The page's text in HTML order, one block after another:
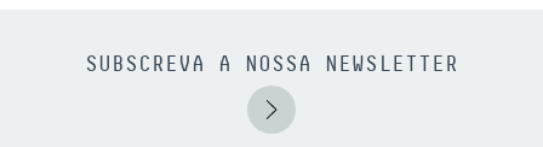
SUBSCREVA A NOSSA NEWSLETTER